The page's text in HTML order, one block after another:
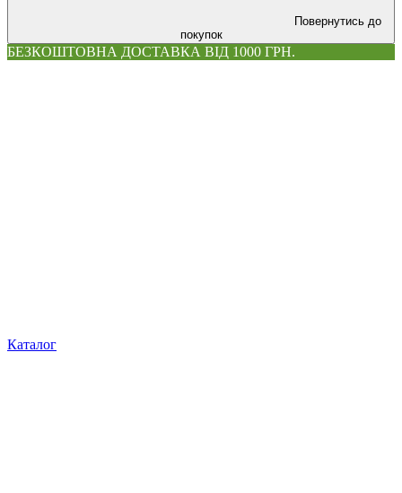
Повернутись до
покупок
БЕЗКОШТОВНА ДОСТАВКА ВІД 1000 ГРН.
Каталог